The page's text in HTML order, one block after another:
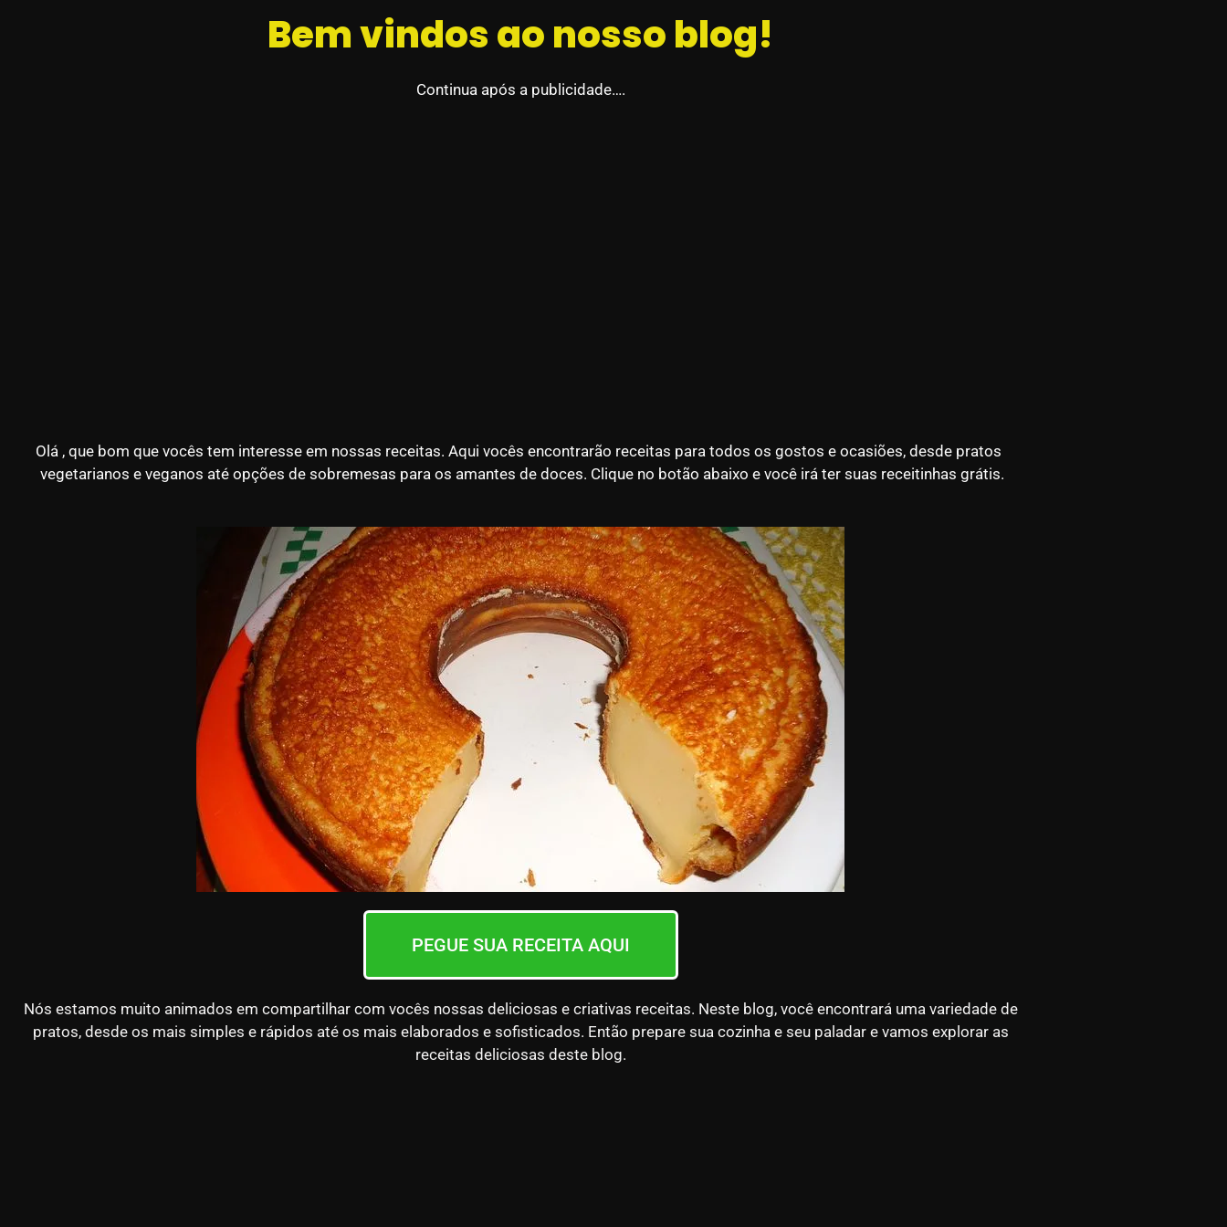
Bem vindos ao nosso blog!
Continua após a publicidade….
Olá , que bom que vocês tem interesse em nossas receitas. Aqui vocês encontrarão receitas para todos os gostos e ocasiões, desde pratos
vegetarianos e veganos até opções de sobremesas para os amantes de doces. Clique no botão abaixo e você irá ter suas receitinhas grátis.
PEGUE SUA RECEITA AQUI
Nós estamos muito animados em compartilhar com vocês nossas deliciosas e criativas receitas. Neste blog, você encontrará uma variedade de
pratos, desde os mais simples e rápidos até os mais elaborados e sofisticados. Então prepare sua cozinha e seu paladar e vamos explorar as
receitas deliciosas deste blog.